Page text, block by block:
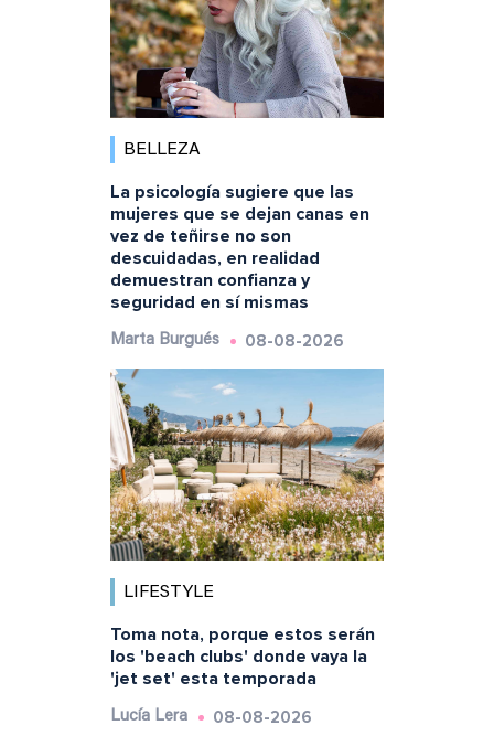
BELLEZA
La psicología sugiere que las
mujeres que se dejan canas en
vez de teñirse no son
descuidadas, en realidad
demuestran confianza y
seguridad en sí mismas
Marta Burgués 08-08-2026
LIFESTYLE
Toma nota, porque estos serán
los 'beach clubs' donde vaya la
'jet set' esta temporada
Lucía Lera 08-08-2026